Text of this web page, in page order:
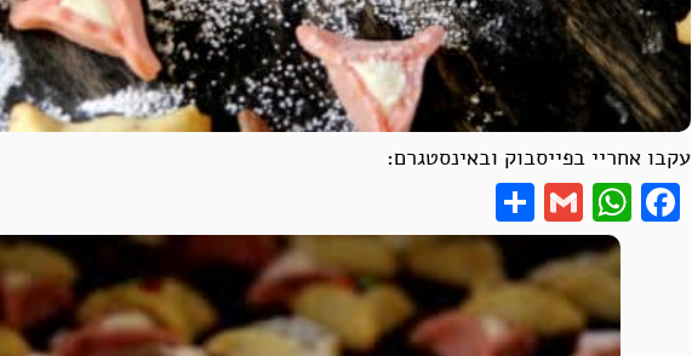
עקבו אחריי בפייסבוק ובאינסטגרם:
Facebook
WhatsApp
Gmail